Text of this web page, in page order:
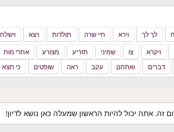
לך לך וירא חיי שרה תולדות ויצא וישלח
ויקרא צו שמיני תזריע מצורע אחרי מות
דברים ואתחנן עקב ראה שופטים כי תצא
זה. אתה יכול להיות הראשון שמעלה כאן נושא לדיון!